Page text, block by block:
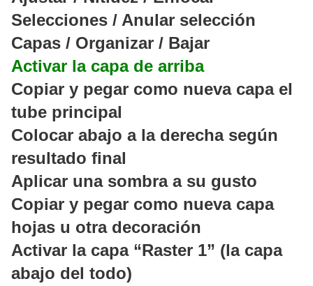
Selecciones / Anular selección
Capas / Organizar / Bajar
Activar la capa de arriba
Copiar y pegar como nueva capa el
tube principal
Colocar abajo a la derecha según
resultado final
Aplicar una sombra a su gusto
Copiar y pegar como nueva capa
hojas u otra decoración
Activar la capa “Raster 1” (la capa
abajo del todo)